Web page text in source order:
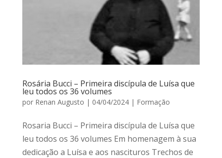
Rosária Bucci – Primeira discípula de Luísa que
leu todos os 36 volumes
por Renan Augusto | 04/04/2024| Formação
Rosaria Bucci – Primeira discípula de Luísa que
leu todos os 36 volumes Em homenagem à sua
dedicação a Luísa e aos nascituros Trechos de